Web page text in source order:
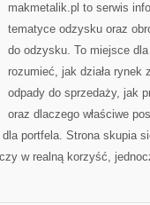
makmetalik.pl to serwis
tematyce odzysku oraz
do odzysku. To miejsce
rozumieć, jak działa rynek
odpady do sprzedaży, jak
oraz dlaczego właściwe
portfela. Strona skupia
w realną korzyść,